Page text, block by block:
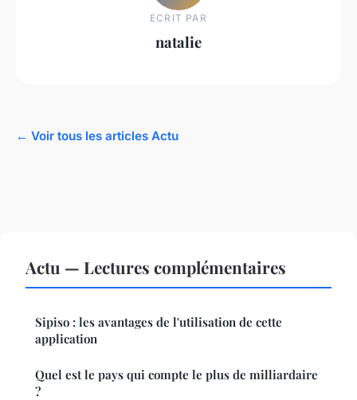
ECRIT PAR
natalie
← Voir tous les articles Actu
Actu — Lectures complémentaires
Sipiso : les avantages de l'utilisation de cette
application
Quel est le pays qui compte le plus de milliardaire
?